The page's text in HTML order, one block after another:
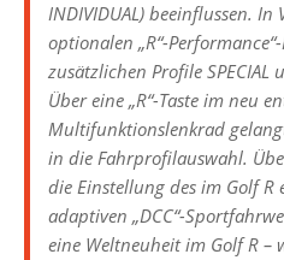
INDIVIDUAL) beeinflussen.
optionalen „R“-
zusätzlichen Profile SPECIAL
Über eine „R“-Taste im neu
Multifunktionslenkrad
in die Fahrprofilauswahl.
die Einstellung des im Golf R
adaptiven „DCC“-
eine Weltneuheit im Golf R